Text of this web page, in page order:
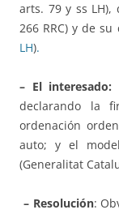
arts. 79 y ss
266 RRC) y de
LH).
– El interesado:
declarando la
ordenación
auto; y el
(Generalitat
– Resolución: